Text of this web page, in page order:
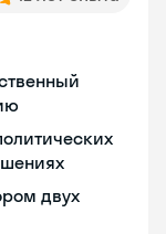
двух